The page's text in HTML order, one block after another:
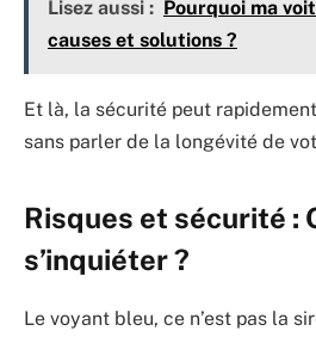
Lisez aussi : Pourquoi ma
causes et solutions ?
Et là, la sécurité peut
sans parler de la longévité de
Risques et sécurité :
s’inquiéter ?
Le voyant bleu, ce n’est pas la